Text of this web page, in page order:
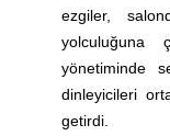
ezgiler,
yolculuğuna
yönetiminde
dinleyicileri
getirdi.